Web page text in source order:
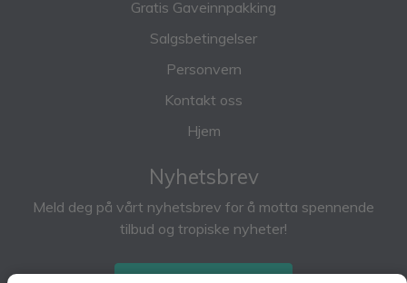
Gratis Gaveinnpakking
Salgsbetingelser
Personvern
Kontakt oss
Hjem
Nyhetsbrev
Meld deg på vårt nyhetsbrev for å motta spennende
tilbud og tropiske nyheter!